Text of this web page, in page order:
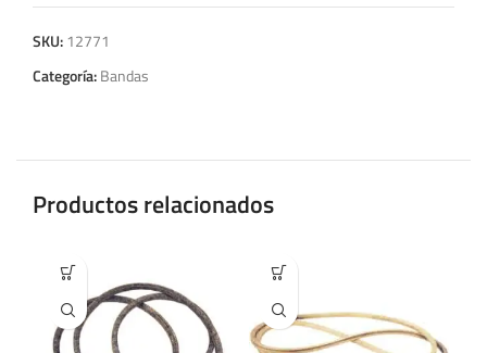
SKU:12771
Categoría:Bandas
Productos relacionados